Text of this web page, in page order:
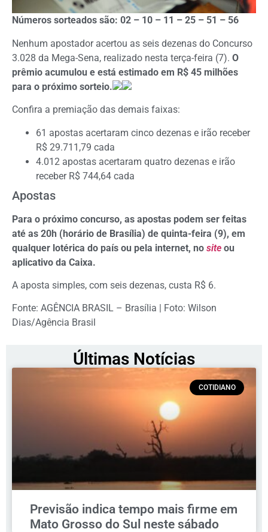
Números sorteados são: 02 – 10 – 11 – 25 – 51 – 56
Nenhum apostador acertou as seis dezenas do Concurso
3.028 da Mega-Sena, realizado nesta terça-feira (7). O
prêmio acumulou e está estimado em R$ 45 milhões
para o próximo sorteio.
Confira a premiação das demais faixas:
61 apostas acertaram cinco dezenas e irão receber
R$ 29.711,79 cada
4.012 apostas acertaram quatro dezenas e irão
receber R$ 744,64 cada
Apostas
Para o próximo concurso, as apostas podem ser feitas
até as 20h (horário de Brasília) de quinta-feira (9), em
qualquer lotérica do país ou pela internet, no site ou
aplicativo da Caixa.
A aposta simples, com seis dezenas, custa R$ 6.
Fonte: AGÊNCIA BRASIL – Brasília | Foto: Wilson
Dias/Agência Brasil
Últimas Notícias
COTIDIANO
Previsão indica tempo mais firme em
Mato Grosso do Sul neste sábado